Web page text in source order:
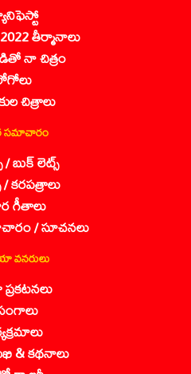
తీర్మానాలు
నా చిత్రం
చిత్రాలు
సమాచారం
/ బుక్ లెట్స్
కరపత్రాలు
గీతాలు
/ సూచనలు
& కథనాలు